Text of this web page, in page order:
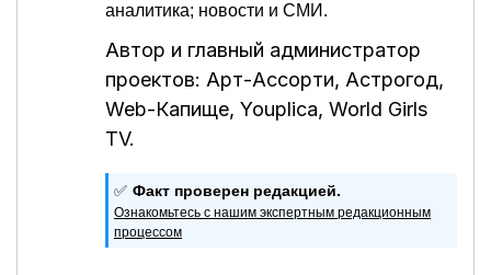
аналитика; новости и СМИ.
Автор и главный администратор
проектов: Арт-Ассорти, Астрогод,
Web-Капище, Youplica, World Girls
TV.
✅ Факт проверен редакцией.
Ознакомьтесь с нашим экспертным редакционным
процессом